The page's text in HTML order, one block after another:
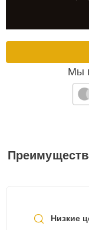
Мы
Низкие